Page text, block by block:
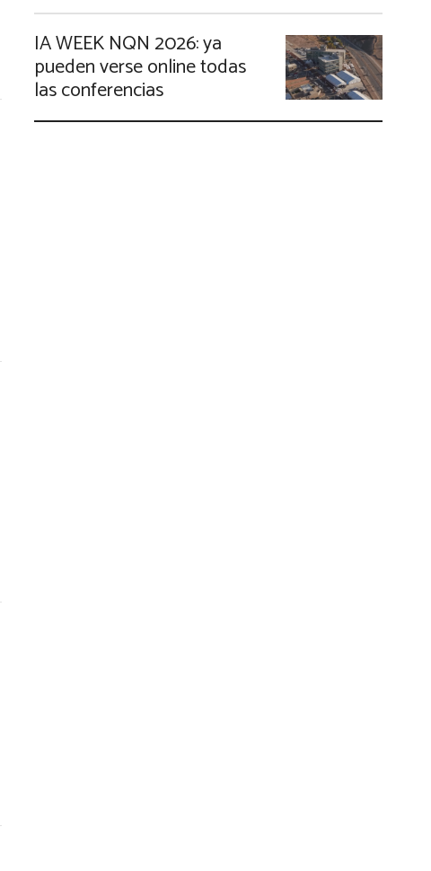
IA WEEK NQN 2026: ya
pueden verse online todas
las conferencias